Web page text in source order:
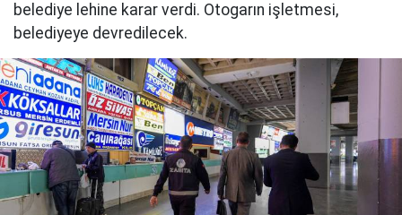
belediye lehine karar verdi. Otogarın işletmesi,
belediyeye devredilecek.